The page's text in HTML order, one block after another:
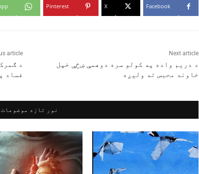
Facebook
X
Pinterest
article
فساد
Next article
د دریم واده په کولو سره دوهمې ښځې خپل
خاوند محبس ته ولیږه
نور تازه موضوعات